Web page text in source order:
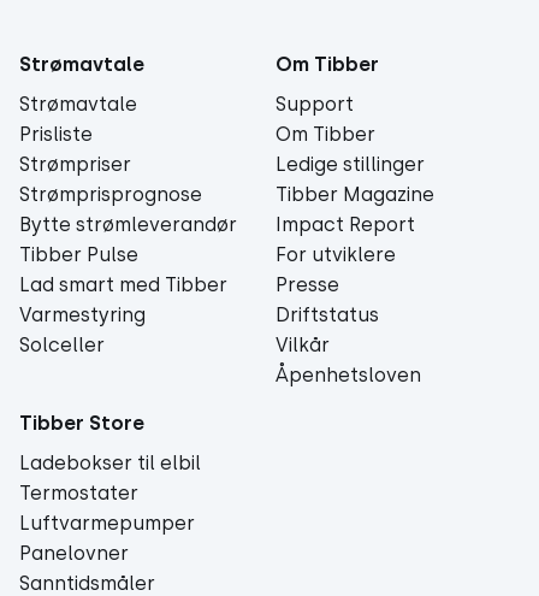
Strømavtale
Strømavtale
Prisliste
Strømpriser
Strømprisprognose
Bytte strømleverandør
Tibber Pulse
Lad smart med Tibber
Varmestyring
Solceller
Om Tibber
Support
Om Tibber
Ledige stillinger
Tibber Magazine
Impact Report
For utviklere
Presse
Driftstatus
Vilkår
Åpenhetsloven
Tibber Store
Ladebokser til elbil
Termostater
Luftvarmepumper
Panelovner
Sanntidsmåler